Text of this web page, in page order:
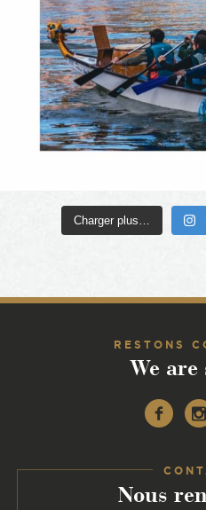
Charger plus…
RESTONS
We are
Nous